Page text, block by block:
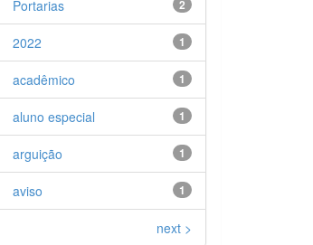
2
Portarias
1
2022
1
acadêmico
1
aluno especial
1
arguição
1
aviso
next >